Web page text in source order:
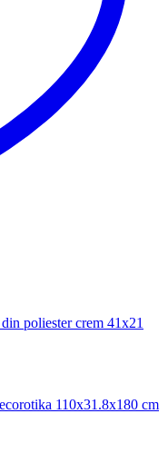
poliester crem 41x21
110x31.8x180 cm